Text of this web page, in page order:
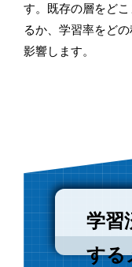
す。既存の層をど
るか、学習率をど
影響します。
学習
する